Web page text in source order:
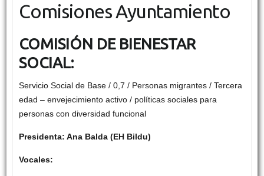
Comisiones Ayuntamiento
COMISIÓN DE BIENESTAR
SOCIAL:
Servicio Social de Base / 0,7 / Personas migrantes / Tercera
edad – envejecimiento activo / políticas sociales para
personas con diversidad funcional
Presidenta: Ana Balda (EH Bildu)
Vocales: